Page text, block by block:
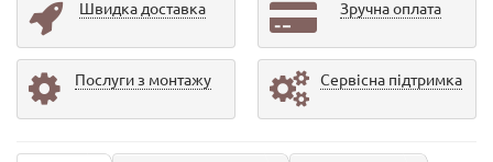
Швидка доставка Зручна оплата
Послуги з монтажу Сервісна підтримка